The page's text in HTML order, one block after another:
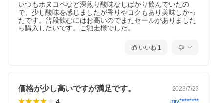
いつもホヌコペなど深煎り酸味なしばかり飲んでいたの
で、少し酸味を感じましたが香りやコクもあり美味しかっ
たです。普段飲むにはお高いのでまたセールがありました
ら購入したいです。ご馳走様でした。
いいね 1
価格が少し高いですが満足です。 2023/7/23
miy********